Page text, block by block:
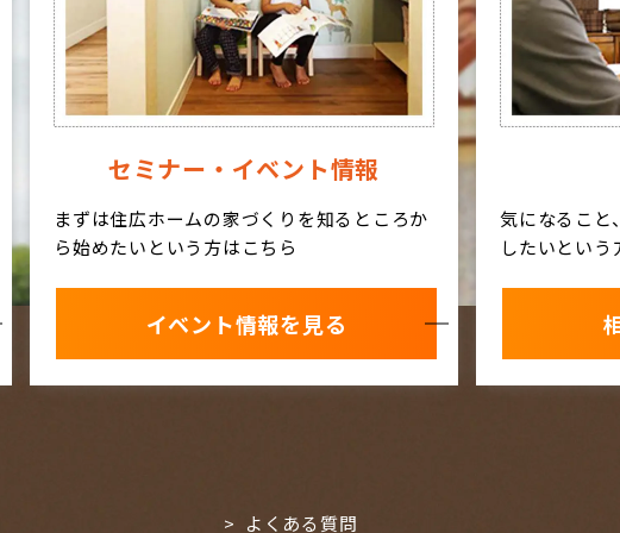
セミナー・イベント情報
まずは住広ホームの家づくりを知るところか
ら始めたいという方はこちら
イベント情報を見る
気になること
したいという
よくある質問